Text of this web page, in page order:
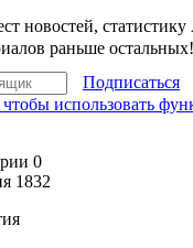
новостей,
раньше остальных!
Подписаться
0
1832